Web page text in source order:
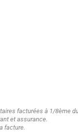
facturées à 1/8ème
et assurance.
facture.